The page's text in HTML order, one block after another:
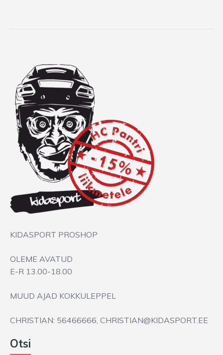
KIDASPORT PROSHOP
OLEME AVATUD
E-R 13.00-18.00
MUUD AJAD KOKKULEPPEL
CHRISTIAN: 56466666, CHRISTIAN@KIDASPORT.EE
Otsi